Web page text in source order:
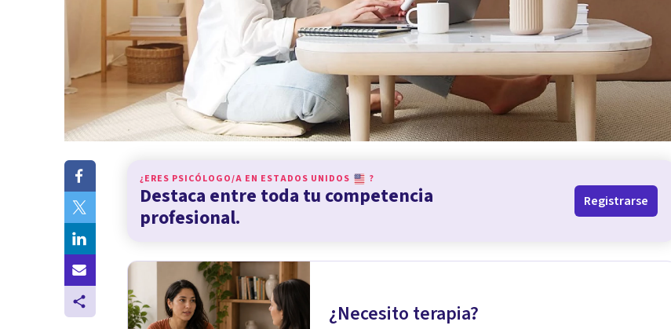
¿ERES PSICÓLOGO/A EN ESTADOS UNIDOS ?
Destaca entre toda tu competencia
profesional.
Registrarse
¿Necesito terapia?